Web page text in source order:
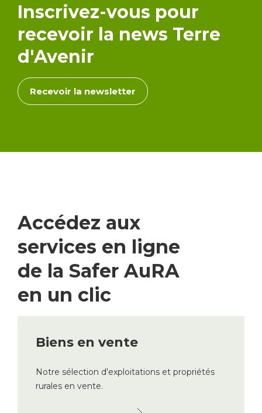
Inscrivez-vous pour
recevoir la news Terre
d'Avenir
Recevoir la newsletter
Accédez aux
services en ligne
de la Safer AuRA
en un clic
Biens en vente
Notre sélection d'exploitations et propriétés
rurales en vente.